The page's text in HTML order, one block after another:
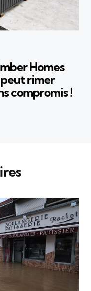
Homes
rimer
compromis !